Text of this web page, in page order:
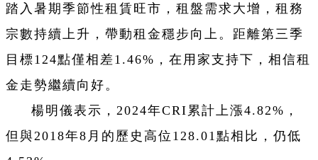
踏入暑期季節性租賃旺市，租盤需求大增，租務
宗數持續上升，帶動租金穩步向上。距離第三季
目標124點僅相差1.46%，在用家支持下，相信租
金走勢繼續向好。
楊明儀表示，2024年CRI累計上漲4.82%，
但與2018年8月的歷史高位128.01點相比，仍低